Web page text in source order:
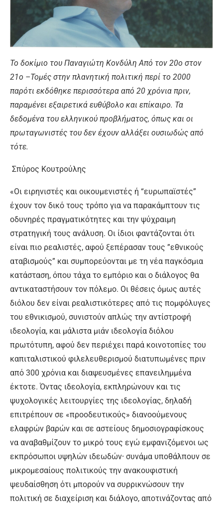
Το δοκίμιο του Παναγιώτη Κονδύλη Από τον 20ο στον
21ο –Τομές στην πλανητική πολιτική περί το 2000
παρότι εκδόθηκε περισσότερα από 20 χρόνια πριν,
παραμένει εξαιρετικά ευθύβολο και επίκαιρο. Τα
δεδομένα του ελληνικού προβλήματος, όπως και οι
πρωταγωνιστές του δεν έχουν αλλάξει ουσιωδώς από
τότε.
Σπύρος Κουτρούλης
«Οι ειρηνιστές και οικουμενιστές ή “ευρωπαϊστές”
έχουν τον δικό τους τρόπο για να παρακάμπτουν τις
οδυνηρές πραγματικότητες και την ψύχραιμη
στρατηγική τους ανάλυση. Οι ίδιοι φαντάζονται ότι
είναι πιο ρεαλιστές, αφού ξεπέρασαν τους ”εθνικούς
αταβισμούς” και συμπορεύονται με τη νέα παγκόσμια
κατάσταση, όπου τάχα το εμπόριο και ο διάλογος θα
αντικαταστήσουν τον πόλεμο. Οι θέσεις όμως αυτές
διόλου δεν είναι ρεαλιστικότερες από τις πομφόλυγες
του εθνικισμού, συνιστούν απλώς την αντίστροφή
ιδεολογία, και μάλιστα μιάν ιδεολογία διόλου
πρωτότυπη, αφού δεν περιέχει παρά κοινοτοπίες του
καπιταλιστικού φιλελευθερισμού διατυπωμένες πριν
από 300 χρόνια και διαψευσμένες επανειλημμένα
έκτοτε. Όντας ιδεολογία, εκπληρώνουν και τις
ψυχολογικές λειτουργίες της ιδεολογίας, δηλαδή
επιτρέπουν σε «προοδευτικούς» διανοούμενους
ελαφρών βαρών και σε αστείους δημοσιογραφίσκους
να αναβαθμίζουν το μικρό τους εγώ εμφανιζόμενοι ως
εκπρόσωποι υψηλών ιδεωδών⸱ συνάμα υποθάλπουν σε
μικρομεσαίους πολιτικούς την ανακουφιστική
ψευδαίσθηση ότι μπορούν να συρρικνώσουν την
πολιτική σε διαχείριση και διάλογο, αποτινάζοντας από